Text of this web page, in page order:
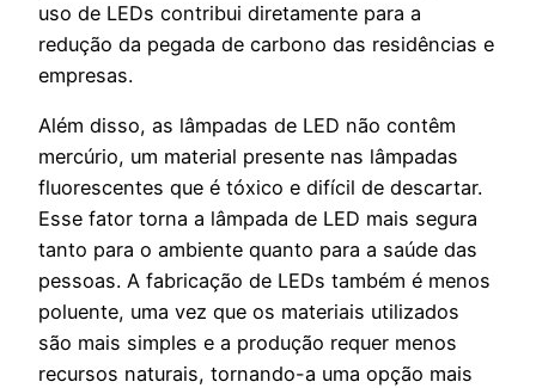
uso de LEDs contribui diretamente para a
redução da pegada de carbono das residências e
empresas.
Além disso, as lâmpadas de LED não contêm
mercúrio, um material presente nas lâmpadas
fluorescentes que é tóxico e difícil de descartar.
Esse fator torna a lâmpada de LED mais segura
tanto para o ambiente quanto para a saúde das
pessoas. A fabricação de LEDs também é menos
poluente, uma vez que os materiais utilizados
são mais simples e a produção requer menos
recursos naturais, tornando-a uma opção mais